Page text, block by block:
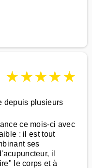
★★★★★
depuis plusieurs
ce mois-ci avec
: il est tout
ses
il
le corps et à